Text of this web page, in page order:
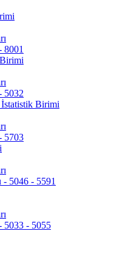
8001
5032
İstatistik Birimi
5703
5046 - 5591
5033 - 5055